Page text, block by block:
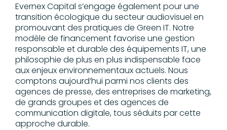
Evernex Capital s’engage également pour une
transition écologique du secteur audiovisuel en
promouvant des pratiques de Green IT. Notre
modèle de financement favorise une gestion
responsable et durable des équipements IT, une
philosophie de plus en plus indispensable face
aux enjeux environnementaux actuels. Nous
comptons aujourd’hui parmi nos clients des
agences de presse, des entreprises de marketing,
de grands groupes et des agences de
communication digitale, tous séduits par cette
approche durable.